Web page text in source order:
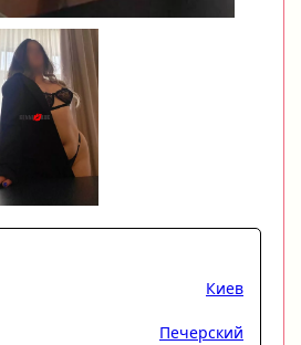
Киев
Печерский